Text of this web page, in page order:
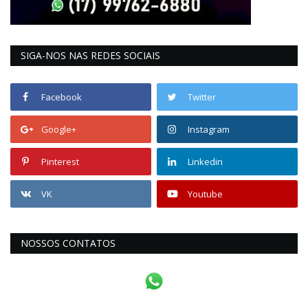
SIGA-NOS NAS REDES SOCIAIS
Facebook Twitter
Google+ Instagram
Pinterest Linkedin
VK Youtube
NOSSOS CONTATOS